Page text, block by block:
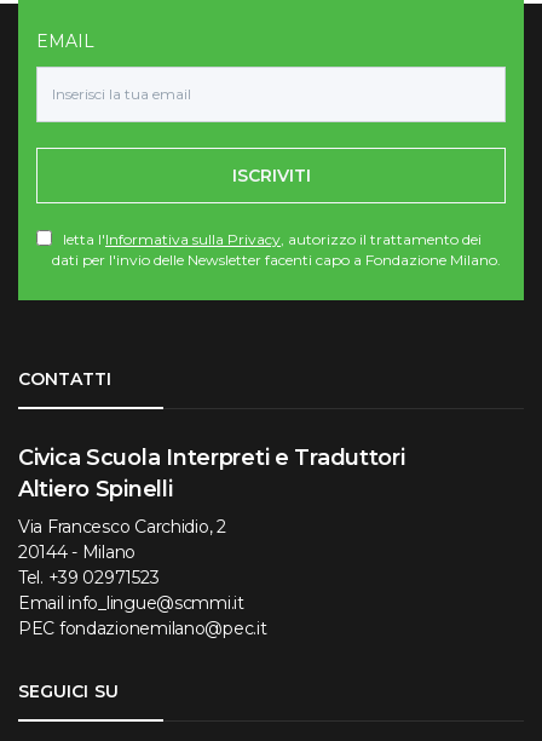
EMAIL
ISCRIVITI
letta l'Informativa sulla Privacy , autorizzo il trattamento dei
dati per l'invio delle Newsletter facenti capo a Fondazione Milano.
CONTATTI
Civica Scuola Interpreti e Traduttori
Altiero Spinelli
Via Francesco Carchidio, 2
20144 - Milano
Tel. +39 02971523
Email info_lingue@scmmi.it
PEC fondazionemilano@pec.it
SEGUICI SU